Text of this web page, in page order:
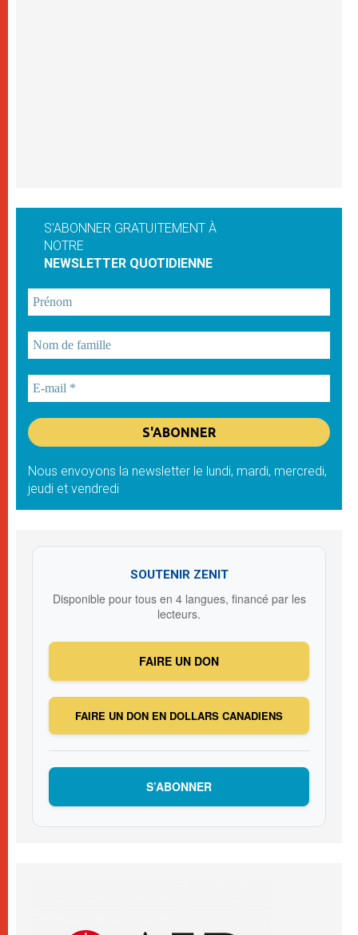
S'ABONNER GRATUITEMENT À
NOTRE
NEWSLETTER QUOTIDIENNE
Nous envoyons la newsletter le lundi, mardi, mercredi,
jeudi et vendredi
SOUTENIR ZENIT
Disponible pour tous en 4 langues, financé par les
lecteurs.
FAIRE UN DON
FAIRE UN DON EN DOLLARS CANADIENS
S’ABONNER